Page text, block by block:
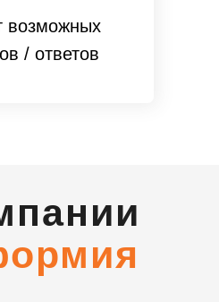
возможных
/ ответов